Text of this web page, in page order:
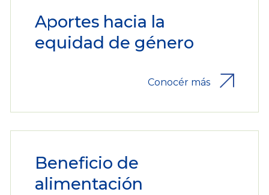
Aportes hacia la
equidad de género
Conocér más
Beneficio de
alimentación